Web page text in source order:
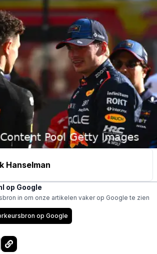
Hanselman
op Google
in om onze artikelen vaker op Google te zien
op Google